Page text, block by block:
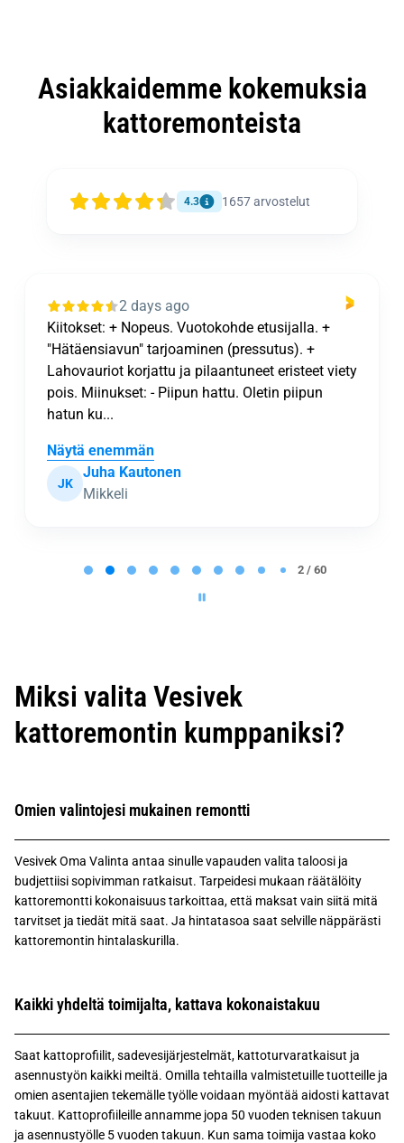
Asiakkaidemme kokemuksia
kattoremonteista
4.3 1657arvostelut
2 days ago
Kiitokset: + Nopeus. Vuotokohde etusijalla. +
"Hätäensiavun" tarjoaminen (pressutus). +
Lahovauriot korjattu ja pilaantuneet eristeet viety
pois. Miinukset: - Piipun hattu. Oletin piipun
hatun ku...
Näytä enemmän
JK
Juha Kautonen
Mikkeli
0
2 / 60
Miksi valita Vesivek
kattoremontin kumppaniksi?
Omien valintojesi mukainen remontti
Vesivek Oma Valinta antaa sinulle vapauden valita taloosi ja
budjettiisi sopivimman ratkaisut. Tarpeidesi mukaan räätälöity
kattoremontti kokonaisuus tarkoittaa, että maksat vain siitä mitä
tarvitset ja tiedät mitä saat. Ja hintatasoa saat selville näppärästi
kattoremontin hintalaskurilla.
Kaikki yhdeltä toimijalta, kattava kokonaistakuu
Saat kattoprofiilit, sadevesijärjestelmät, kattoturvaratkaisut ja
asennustyön kaikki meiltä. Omilla tehtailla valmistetuille tuotteille ja
omien asentajien tekemälle työlle voidaan myöntää aidosti kattavat
takuut. Kattoprofiileille annamme jopa 50 vuoden teknisen takuun
ja asennustyölle 5 vuoden takuun. Kun sama toimija vastaa koko